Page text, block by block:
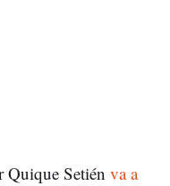
Setién va a